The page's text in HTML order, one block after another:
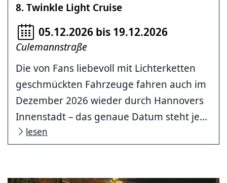
8. Twinkle Light Cruise
05.12.2026 bis 19.12.2026
Culemannstraße
Die von Fans liebevoll mit Lichterketten
geschmückten Fahrzeuge fahren auch im
Dezember 2026 wieder durch Hannovers
Innenstadt – das genaue Datum steht je...
lesen